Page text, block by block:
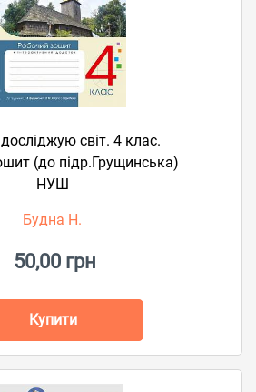
світ. 4 клас.
(до підр.Грущинська)
НУШ
Будна Н.
50,00 грн
Купити